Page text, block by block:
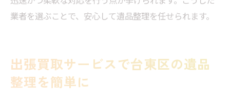
業者を選ぶことで、安心して遺品整理を任せられます。
出張買取サービスで台東区の遺品
整理を簡単に